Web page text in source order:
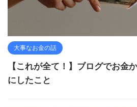
大事なお金の話
【これが全て！】ブログでお金
にしたこと